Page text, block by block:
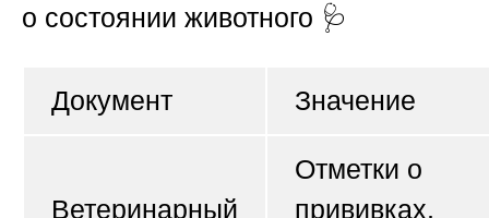
о состоянии животного 🩺
Документ Значение
Ветеринарный
Отметки о
прививках,